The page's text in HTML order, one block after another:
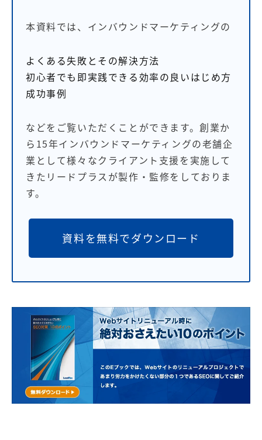
本資料では、インバウンドマーケティングの
よくある失敗とその解決方法
初心者でも即実践できる効率の良いはじめ方
成功事例
などをご覧いただくことができます。創業か
ら15年インバウンドマーケティングの老舗企
業として様々なクライアント支援を実施して
きたリードプラスが製作・監修をしておりま
す。
資料を無料でダウンロード